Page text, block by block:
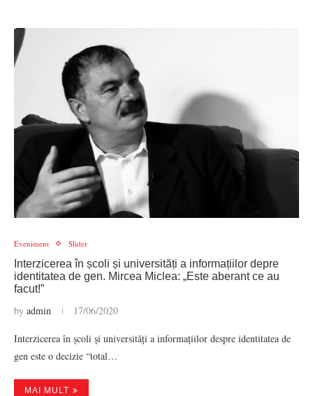
Eveniment Slider
Interzicerea în școli și universități a informațiilor depre
identitatea de gen. Mircea Miclea: „Este aberant ce au
facut!”
by admin 17/06/2020
Interzicerea în școli și universități a informațiilor despre identitatea de
gen este o decizie “total…
MAI MULT